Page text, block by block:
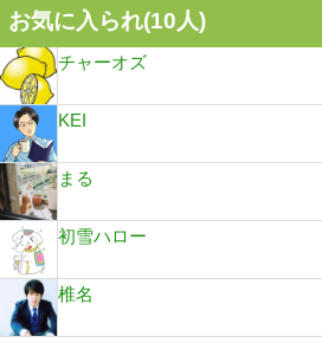
お気に入られ(10人)
チャーオズ
KEI
まる
初雪ハロー
椎名